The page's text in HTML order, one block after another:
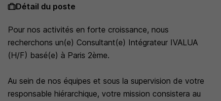
Détail du poste
Pour nos activités en forte croissance, nous
recherchons un(e) Consultant(e) Intégrateur IVALUA
(H/F) basé(e) à Paris 2ème.
Au sein de nos équipes et sous la supervision de votre
responsable hiérarchique, votre mission consistera au